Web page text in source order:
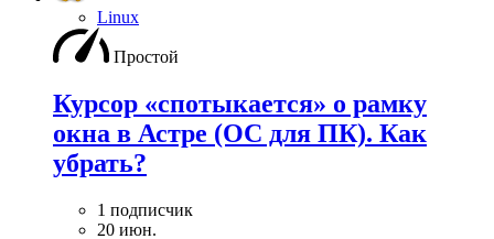
Linux
Простой
Курсор «спотыкается» о рамку
окна в Астре (ОС для ПК). Как
убрать?
1 подписчик
20 июн.